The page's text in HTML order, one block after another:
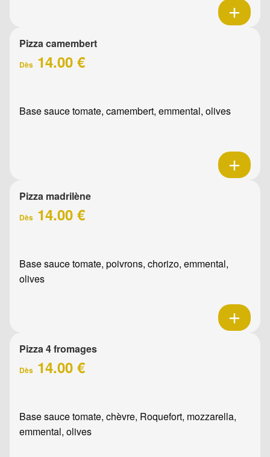
Pizza camembert
Dès 14.00 €
Base sauce tomate, camembert, emmental, olives
Pizza madrilène
Dès 14.00 €
Base sauce tomate, poivrons, chorizo, emmental,
olives
Pizza 4 fromages
Dès 14.00 €
Base sauce tomate, chèvre, Roquefort, mozzarella,
emmental, olives